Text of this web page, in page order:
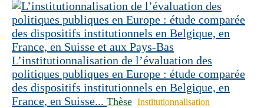
L’institutionnalisation de l’évaluation des
politiques publiques en Europe : étude comparée
des dispositifs institutionnels en Belgique, en
France, en Suisse... Thèse Institutionnalisation